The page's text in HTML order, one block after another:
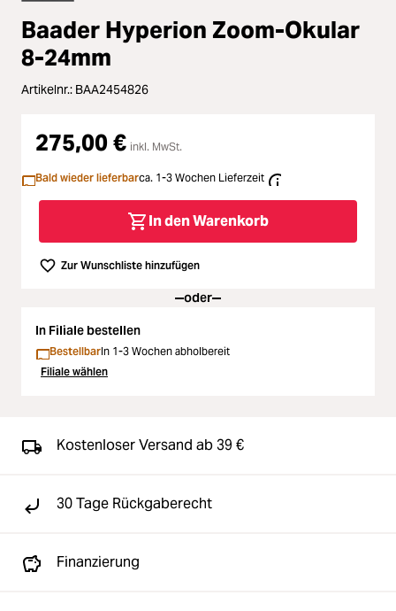
Licht & Studio
Bildbearbeitung
Ferngläser
Second Hand
SALE
Baader Hyperion Zoom-Okular
8-24mm
Artikelnr.: BAA2454826
275,00 € inkl. MwSt.
Bald wieder lieferbarca. 1-3 Wochen Lieferzeit
In den Warenkorb
Zur Wunschliste hinzufügen
oder
In Filiale bestellen
BestellbarIn 1-3 Wochen abholbereit
Filiale wählen
Kostenloser Versand ab 39 €
30 Tage Rückgaberecht
Finanzierung